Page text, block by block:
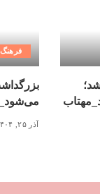
فرهنگ
آذر ۲۵, ۱۴۰۴